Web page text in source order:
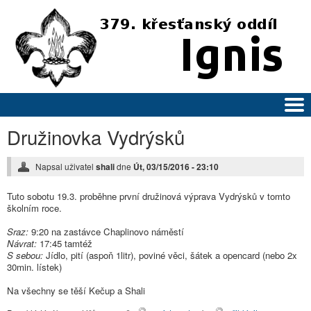
hlavnímu
obsahu
Družinovka Vydrýsků
Napsal uživatel shalidne Út, 03/15/2016 - 23:10
Tuto sobotu 19.3. proběhne první družinová výprava Vydrýsků v tomto
školním roce.
Sraz: 9:20 na zastávce Chaplinovo náměstí
Návrat: 17:45 tamtéž
S sebou: Jídlo, pití (aspoň 1litr), poviné věci, šátek a opencard (nebo 2x
30min. lístek)
Na všechny se těší Kečup a Shali